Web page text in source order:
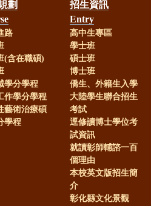
淑華助理教授榮獲
畫補助
究生通過113年諮
優異！
年社會工作師高
級系友劉韋廷(現
劃
路
(含在職碩)
學分學程
作學分學程
藝術治療碩
學程
招生資訊
Entry
高中生專區
學士班
碩士班
博士班
僑生、外籍生入學
大陸學生聯合招生
考試
逕修讀博士學位考
試資訊
就讀彰師輔諮一百
個理由
本校英文版招生簡
介
彰化縣文化景觀